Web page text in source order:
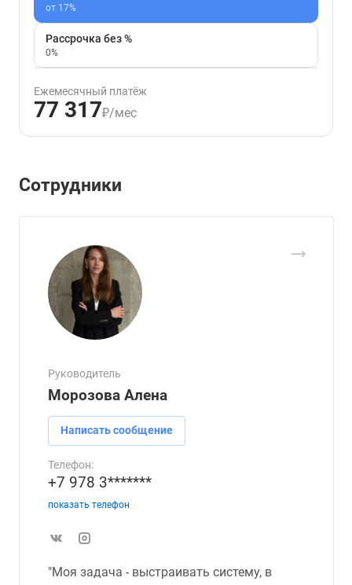
от 17%
Рассрочка без %
0%
Ежемесячный платёж
77 317₽/мес
Сотрудники
Руководитель
Морозова Алена
Написать сообщение
Телефон:
+7 978 3*******
показать телефон
"Моя задача - выстраивать систему, в